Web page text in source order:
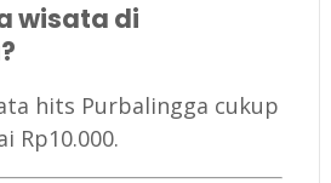
wisata di
hits Purbalingga cukup
Rp10.000.